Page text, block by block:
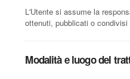
L'Utente si assume la
ottenuti, pubblicati o
Modalità e luogo del